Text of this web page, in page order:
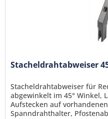
Stacheldrahtabweiser
Stacheldrahtabweiser für
abgewinkelt im 45° Winkel,
Aufstecken auf
Spanndrahthalter,